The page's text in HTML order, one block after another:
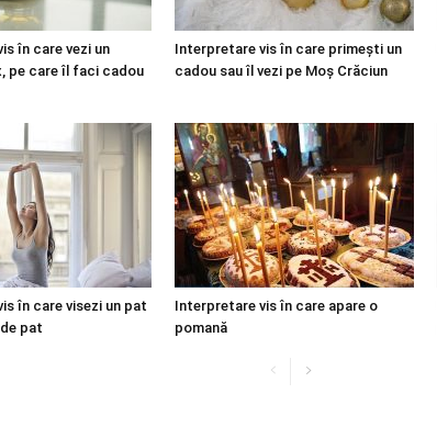
în care vezi un
pe care îl faci cadou
Interpretare vis în care primești un
cadou sau îl vezi pe Moș Crăciun
în care visezi un pat
pat
Interpretare vis în care apare o
pomană